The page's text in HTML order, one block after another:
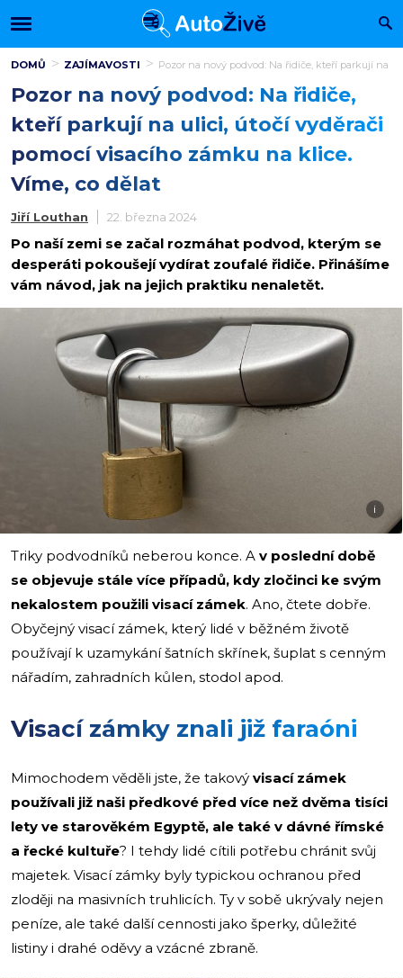
DOMŮ ZAJÍMAVOSTI Pozor na nový podvod: Na řidiče, kteří parkují na
Pozor na nový podvod: Na řidiče,
kteří parkují na ulici, útočí vyděrači
pomocí visacího zámku na klice.
Víme, co dělat
Jiří Louthan 22. března 2024
Po naší zemi se začal rozmáhat podvod, kterým se
desperáti pokoušejí vydírat zoufalé řidiče. Přinášíme
vám návod, jak na jejich praktiku nenaletět.
i
Triky podvodníků neberou konce. A v poslední době
se objevuje stále více případů, kdy zločinci ke svým
nekalostem použili visací zámek. Ano, čtete dobře.
Obyčejný visací zámek, který lidé v běžném životě
používají k uzamykání šatních skřínek, šuplat s cenným
nářadím, zahradních kůlen, stodol apod.
Visací zámky znali již faraóni
Mimochodem věděli jste, že takový visací zámek
používali již naši předkové před více než dvěma tisíci
lety ve starověkém Egyptě, ale také v dávné římské
a řecké kultuře? I tehdy lidé cítili potřebu chránit svůj
majetek. Visací zámky byly typickou ochranou před
zloději na masivních truhlicích. Ty v sobě ukrývaly nejen
peníze, ale také další cennosti jako šperky, důležité
listiny i drahé oděvy a vzácné zbraně.